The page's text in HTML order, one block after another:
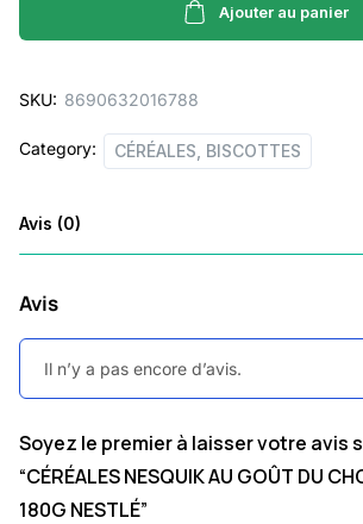
DU
180G
quantity
Ajouter au panier
SKU: 8690632016788
Category: CÉRÉALES, BISCOTTES
Avis (0)
Avis
Il n’y a pas encore d’avis.
Soyez le premier à laisser votre avis
“CÉRÉALES NESQUIK AU GOÛT DU
180G NESTLÉ”